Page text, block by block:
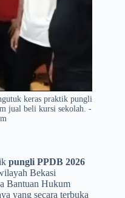
keras praktik pungli
jual beli kursi sekolah. -
pungli PPDB 2026
Bekasi
Bantuan Hukum
yang secara terbuka